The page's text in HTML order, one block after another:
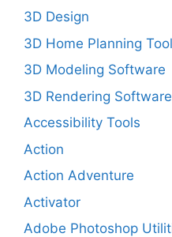
3D Design
3D Home Planning
3D Modeling Software
3D Rendering Software
Accessibility Tools
Action
Action Adventure
Activator
Adobe Photoshop